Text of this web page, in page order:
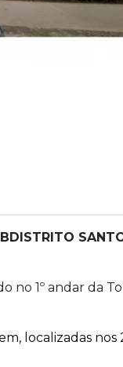
no 1º andar da
localizadas nos